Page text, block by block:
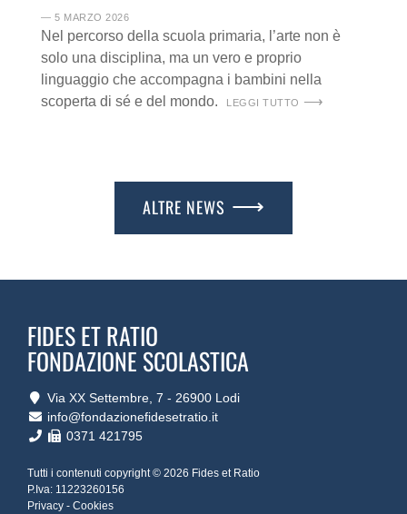
― 5 MARZO 2026
Nel percorso della scuola primaria, l’arte non è
solo una disciplina, ma un vero e proprio
linguaggio che accompagna i bambini nella
scoperta di sé e del mondo.
LEGGI TUTTO
ALTRE NEWS
FIDES ET RATIO
FONDAZIONE SCOLASTICA
Via XX Settembre, 7 ‐ 26900 Lodi
info@fondazionefidesetratio.it
0371 421795
Tutti i contenuti copyright © 2026 Fides et Ratio
P.Iva: 11223260156
Privacy - Cookies